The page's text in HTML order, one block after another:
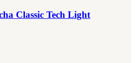
Classic Tech Light